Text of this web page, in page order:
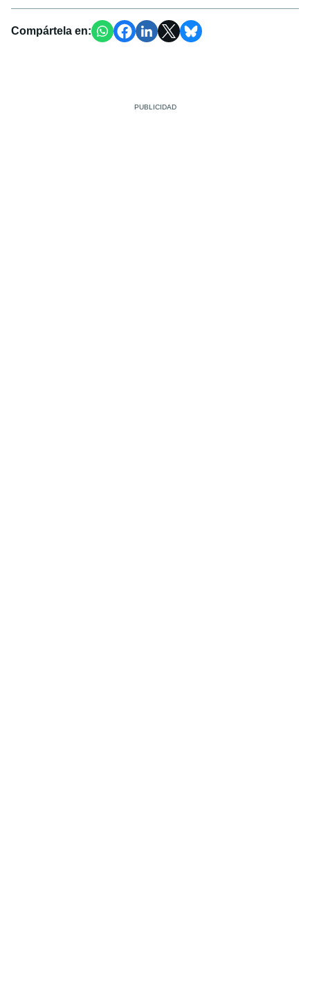
Compártela en: